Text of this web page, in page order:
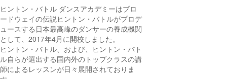
ヒントン・バトル ダンスアカデミーはブロ
ードウェイの伝説ヒントン・バトルがプロデ
ュースする日本最高峰のダンサーの養成機関
として、2017年4月に開校しました。
ヒントン・バトル、および、ヒントン・バト
ル自らが選出する国内外のトップクラスの講
師によるレッスンが日々展開されておりま